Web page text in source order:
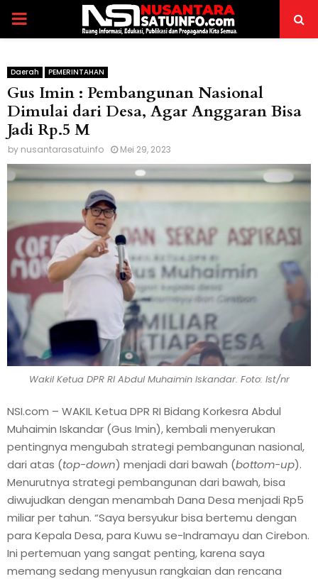
PRIMARY
Daerah PEMERINTAHAN
Gus Imin : Pembangunan Nasional
Dimulai dari Desa, Agar Anggaran Bisa
Jadi Rp.5 M
by nusantarasatuinfo Mei 29, 2023
Wakil Ketua DPR RI Abdul Muhaimin Iskandar. Foto: Ist/nr
NSI.com – WAKIL Ketua DPR RI Bidang Korkesra Abdul
Muhaimin Iskandar (Gus Imin), kembali menyerukan
pentingnya mengubah strategi pembangunan nasional,
dari atas (top-down) menjadi dari bawah (bottom-up).
Menurutnya strategi pembangunan dari bawah, bisa
diwujudkan dengan menambah Dana Desa menjadi Rp5
miliar per tahun. “Saya bersyukur bisa bertemu dengan
para Kepala Desa, para Kuwu se-Indramayu dan Cirebon.
Ini pertemuan yang sangat penting, karena saya
memang sedang menyusun rangkaian dan rencana